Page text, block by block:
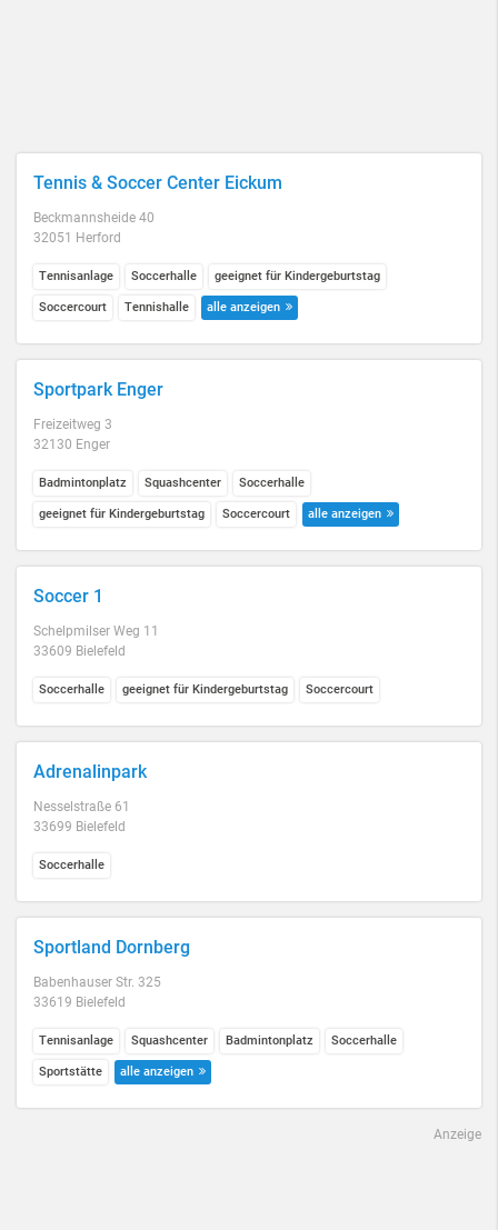
Tennis & Soccer Center Eickum
Beckmannsheide 40
32051 Herford
Tennisanlage Soccerhalle geeignet für Kindergeburtstag
Soccercourt Tennishalle alle anzeigen
Sportpark Enger
Freizeitweg 3
32130 Enger
Badmintonplatz Squashcenter Soccerhalle
geeignet für Kindergeburtstag Soccercourt alle anzeigen
Soccer 1
Schelpmilser Weg 11
33609 Bielefeld
Soccerhalle geeignet für Kindergeburtstag Soccercourt
Adrenalinpark
Nesselstraße 61
33699 Bielefeld
Soccerhalle
Sportland Dornberg
Babenhauser Str. 325
33619 Bielefeld
Tennisanlage Squashcenter Badmintonplatz Soccerhalle
Sportstätte alle anzeigen
Anzeige